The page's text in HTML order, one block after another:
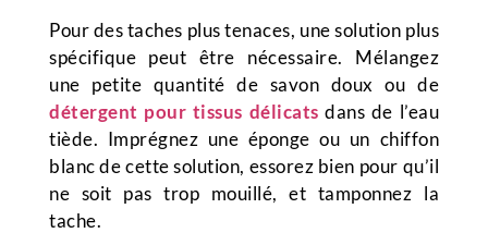
Pour des taches plus tenaces, une solution plus
spécifique peut être nécessaire. Mélangez
une petite quantité de savon doux ou de
détergent pour tissus délicats dans de l’eau
tiède. Imprégnez une éponge ou un chiffon
blanc de cette solution, essorez bien pour qu’il
ne soit pas trop mouillé, et tamponnez la
tache.